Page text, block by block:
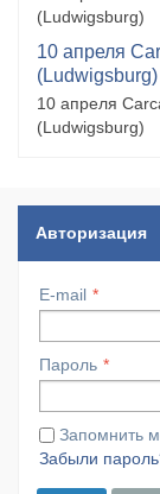
(Ludwigsburg)
10 апреля
(Ludwigsburg)
10 апреля
(Ludwigsburg)
Авторизация
E-mail
Пароль
Запомнить
Забыли